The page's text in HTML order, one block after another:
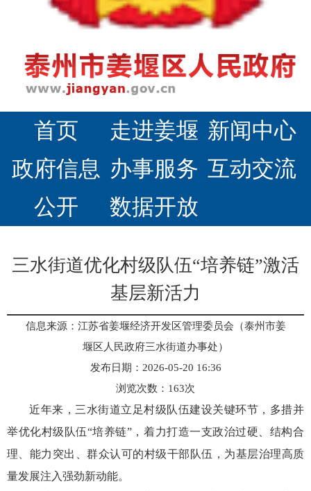
首页 走进姜堰 新闻中心
政府信息
公开
办事服务 互动交流
数据开放
三水街道优化村级队伍“培养链”激活
基层新活力
信息来源：江苏省姜堰经济开发区管理委员会（泰州市姜
堰区人民政府三水街道办事处）
发布日期：2026-05-20 16:36
浏览次数： 163次
近年来，三水街道立足村级队伍建设关键环节，多措并
举优化村级队伍“培养链”，着力打造一支政治过硬、结构合
理、能力突出、群众认可的村级干部队伍，为基层治理高质
量发展注入强劲新动能。